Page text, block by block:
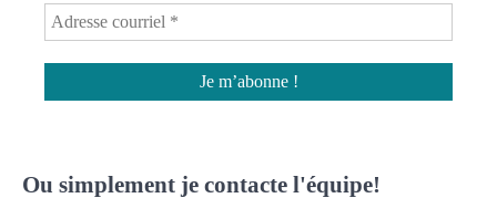
Ou simplement je contacte l'équipe!